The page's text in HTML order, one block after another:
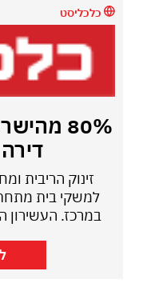
כלכליסט
80%
זינוק הריבית
למשקי בית
במרכז. העשירון